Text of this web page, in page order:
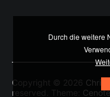
Copyright © 2026
reserved. Theme: Cenote
Durch die weitere